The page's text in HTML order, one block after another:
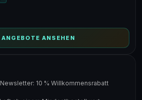
ANSEHEN
10 % Willkommensrabatt